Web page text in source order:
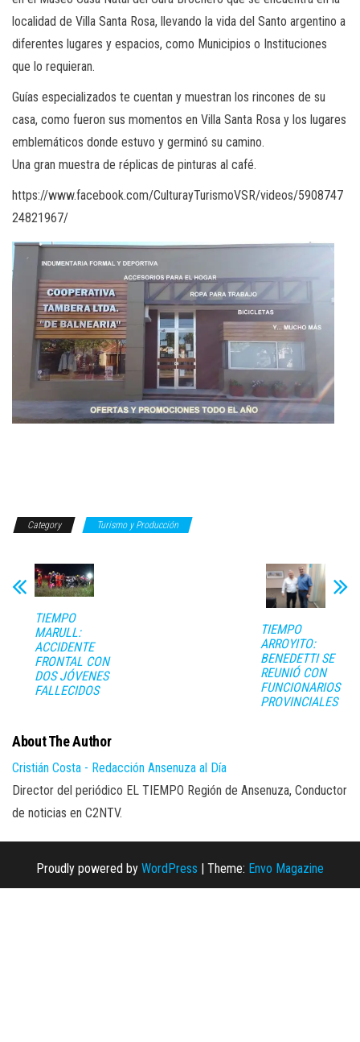
localidad de Villa Santa Rosa, llevando la vida del Santo argentino a
diferentes lugares y espacios, como Municipios o Instituciones
que lo requieran.
Guías especializados te cuentan y muestran los rincones de su
casa, como fueron sus momentos en Villa Santa Rosa y los lugares
emblemáticos donde estuvo y germinó su camino.
Una gran muestra de réplicas de pinturas al café.
https://www.facebook.com/CulturayTurismoVSR/videos/5908747
24821967/
Category Turismo y Producción
TIEMPO
MARULL:
ACCIDENTE
FRONTAL CON
DOS JÓVENES
FALLECIDOS
TIEMPO
ARROYITO:
BENEDETTI SE
REUNIÓ CON
FUNCIONARIOS
PROVINCIALES
About The Author
Cristián Costa - Redacción Ansenuza al Día
Director del periódico EL TIEMPO Región de Ansenuza, Conductor
de noticias en C2NTV.
Proudly powered by WordPress Theme: Envo Magazine